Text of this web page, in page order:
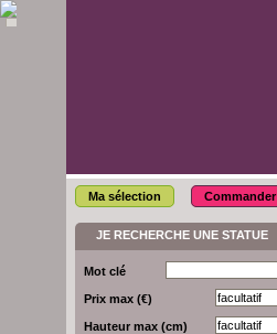
Ma sélection Commander
JE RECHERCHE UNE STATUE
Mot clé
Prix max (€)
Hauteur max (cm)